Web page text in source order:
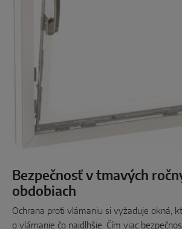
Bezpečnosť v tmavých
obdobiach
Ochrana proti vlámaniu si vyžaduje okná,
o vlámanie čo najdlhšie. Čím viac